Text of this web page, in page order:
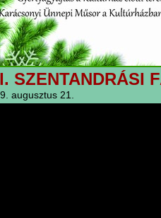
SZENTANDRÁSI
augusztus 21.